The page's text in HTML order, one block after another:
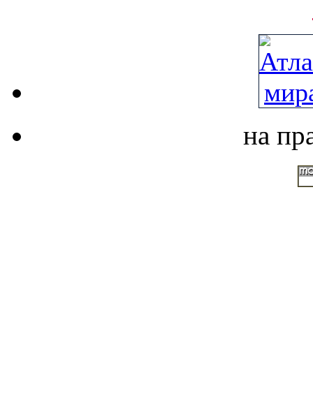
на